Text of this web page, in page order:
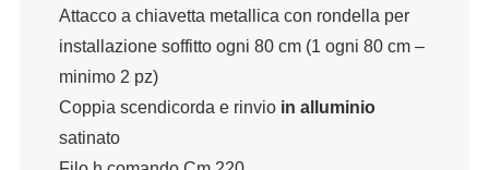
Attacco a chiavetta metallica con rondella per
installazione soffitto ogni 80 cm (1 ogni 80 cm –
minimo 2 pz)
Coppia scendicorda e rinvio in alluminio
satinato